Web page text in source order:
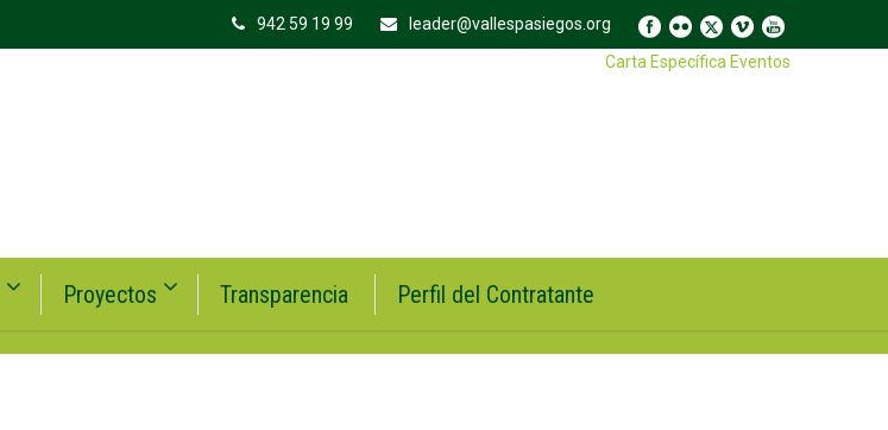
942 59 19 99
leader@vallespasiegos.org
Carta Específica Eventos
Proyectos Transparencia Perfil del Contratante